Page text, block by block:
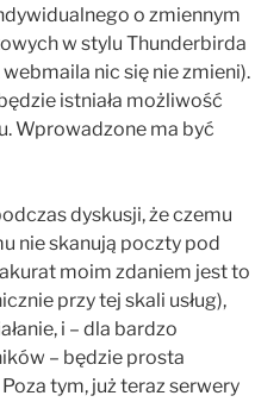
o zmiennym
w stylu Thunderbirda
nic się nie zmieni).
istniała możliwość
Wprowadzone ma być
dyskusji, że czemu
nie skanują poczty pod
moim zdaniem jest to
przy tej skali usług),
i – dla bardzo
– będzie prosta
tym, już teraz serwery